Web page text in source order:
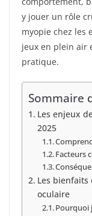
y jouer un rôle
myopie chez les
jeux en plein air
pratique.
Sommaire
Les enjeux
2025
Facteurs
Les
oculaire
Pourquoi